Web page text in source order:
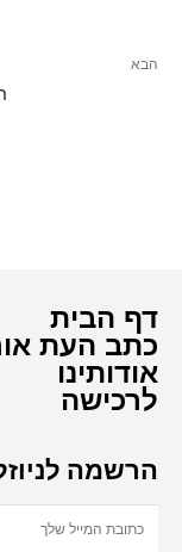
הבא
דף הבית
כתב העת
אודותינו
לרכישה
הרשמה